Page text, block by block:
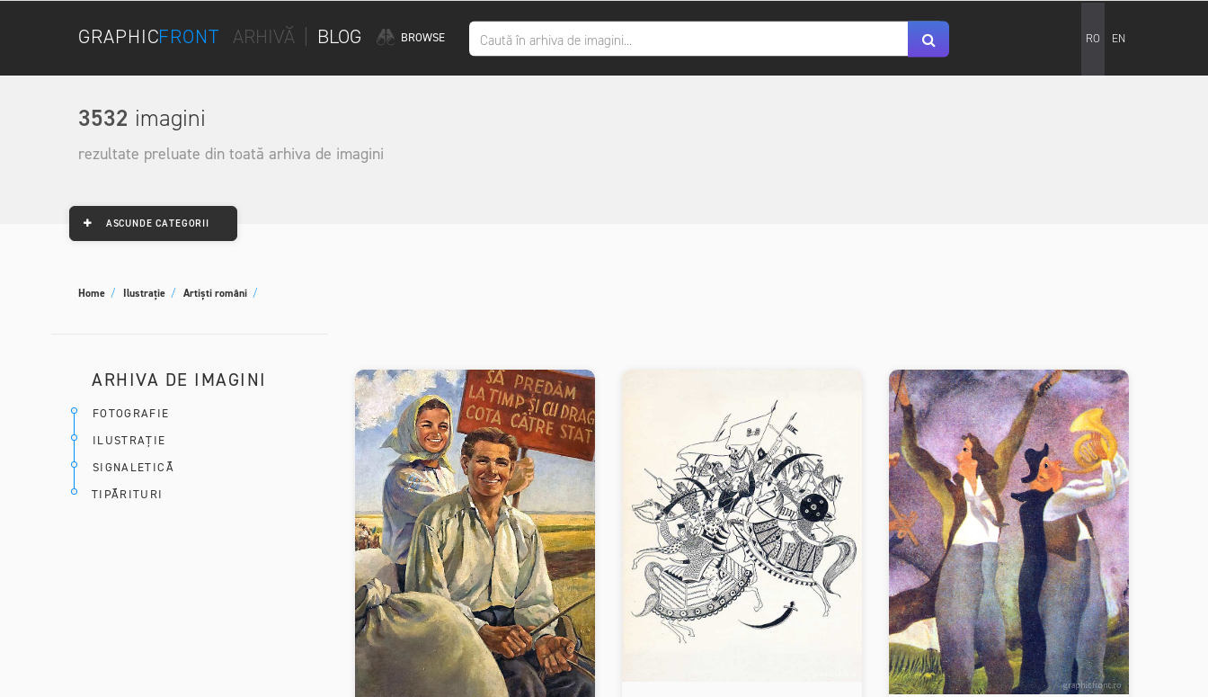
GRAPHICFRONT ARHIVĂ BLOG BROWSE RO EN
3532 imagini
rezultate preluate din toată arhiva de imagini
ASCUNDE CATEGORII
Home / Ilustrație / Artiști români /
ARHIVA DE IMAGINI
FOTOGRAFIE
ILUSTRAȚIE
SIGNALETICĂ
TIPĂRITURI